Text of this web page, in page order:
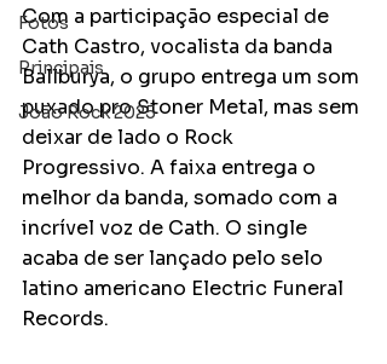
Fotos
Principais
João Rock 2025
Com a participação especial de
Cath Castro, vocalista da banda
Ballburya, o grupo entrega um som
puxado pro Stoner Metal, mas sem
deixar de lado o Rock
Progressivo. A faixa entrega o
melhor da banda, somado com a
incrível voz de Cath. O single
acaba de ser lançado pelo selo
latino americano Electric Funeral
Records.